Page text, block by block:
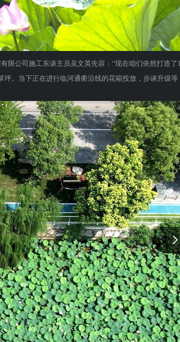
限公司施工东谈主员吴文英先容：“现在咱们依然打造了1
坪。当下正在进行临河通衢沿线的花箱投放，步谈升级等